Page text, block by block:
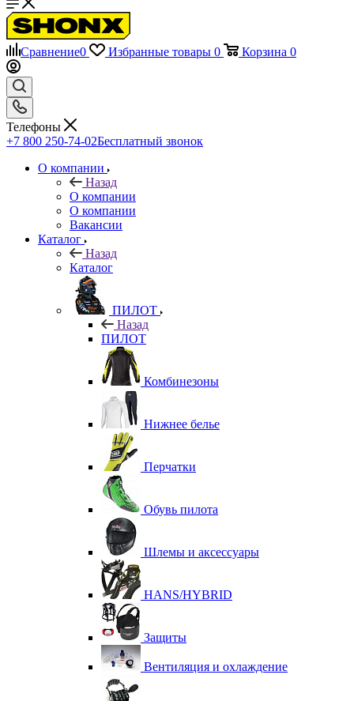
Сравнение0 Избранные товары 0 Корзина 0
Телефоны
+7 800 250-74-02Бесплатный звонок
О компании
Назад
О компании
О компании
Вакансии
Каталог
Назад
Каталог
ПИЛОТ
Назад
ПИЛОТ
Комбинезоны
Нижнее белье
Перчатки
Обувь пилота
Шлемы и аксессуары
HANS/HYBRID
Защиты
Вентиляция и охлаждение